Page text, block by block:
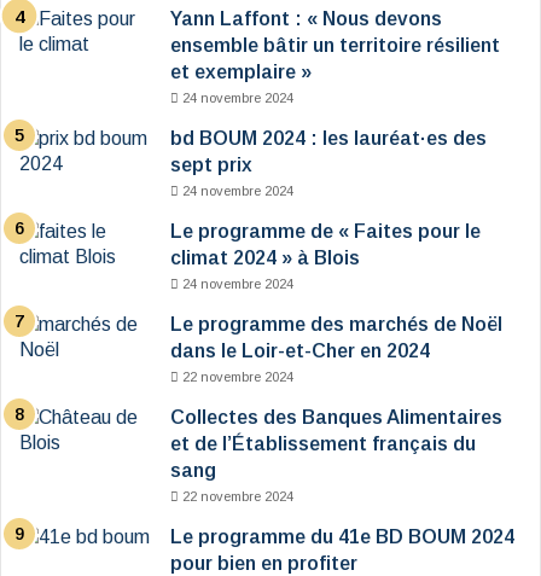
Yann Laffont : « Nous devons
ensemble bâtir un territoire résilient
et exemplaire »
24 novembre 2024
bd BOUM 2024 : les lauréat·es des
sept prix
24 novembre 2024
Le programme de « Faites pour le
climat 2024 » à Blois
24 novembre 2024
Le programme des marchés de Noël
dans le Loir-et-Cher en 2024
22 novembre 2024
Collectes des Banques Alimentaires
et de l’Établissement français du
sang
22 novembre 2024
Le programme du 41e BD BOUM 2024
pour bien en profiter